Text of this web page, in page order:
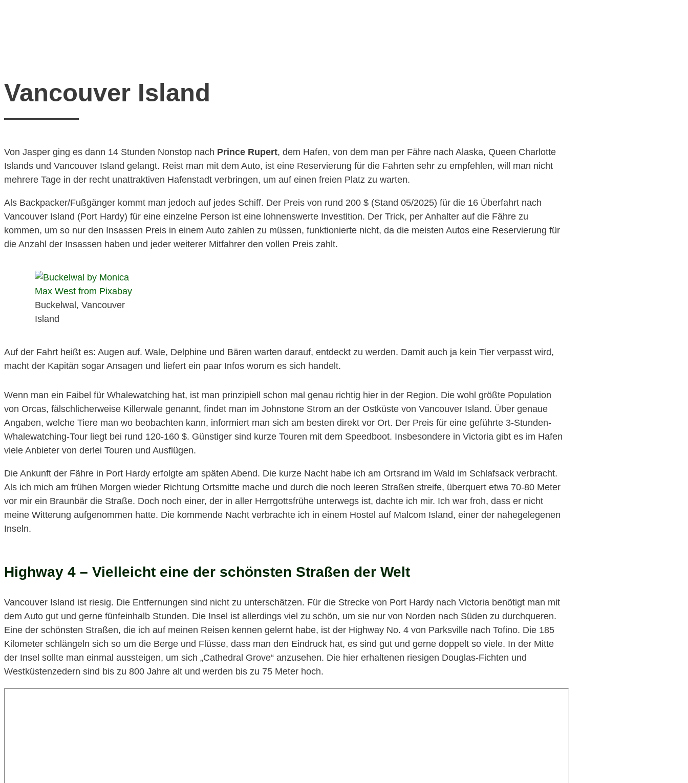
Vancouver Island
Von Jasper ging es dann 14 Stunden Nonstop nach Prince Rupert, dem Hafen, von dem man per Fähre nach Alaska, Queen Charlotte
Islands und Vancouver Island gelangt. Reist man mit dem Auto, ist eine Reservierung für die Fahrten sehr zu empfehlen, will man nicht
mehrere Tage in der recht unattraktiven Hafenstadt verbringen, um auf einen freien Platz zu warten.
Als Backpacker/Fußgänger kommt man jedoch auf jedes Schiff. Der Preis von rund 200 $ (Stand 05/2025) für die 16 Überfahrt nach
Vancouver Island (Port Hardy) für eine einzelne Person ist eine lohnenswerte Investition. Der Trick, per Anhalter auf die Fähre zu
kommen, um so nur den Insassen Preis in einem Auto zahlen zu müssen, funktionierte nicht, da die meisten Autos eine Reservierung für
die Anzahl der Insassen haben und jeder weiterer Mitfahrer den vollen Preis zahlt.
Buckelwal, Vancouver
Island
Auf der Fahrt heißt es: Augen auf. Wale, Delphine und Bären warten darauf, entdeckt zu werden. Damit auch ja kein Tier verpasst wird,
macht der Kapitän sogar Ansagen und liefert ein paar Infos worum es sich handelt.
Wenn man ein Faibel für Whalewatching hat, ist man prinzipiell schon mal genau richtig hier in der Region. Die wohl größte Population
von Orcas, fälschlicherweise Killerwale genannt, findet man im Johnstone Strom an der Ostküste von Vancouver Island. Über genaue
Angaben, welche Tiere man wo beobachten kann, informiert man sich am besten direkt vor Ort. Der Preis für eine geführte 3-Stunden-
Whalewatching-Tour liegt bei rund 120-160 $. Günstiger sind kurze Touren mit dem Speedboot. Insbesondere in Victoria gibt es im Hafen
viele Anbieter von derlei Touren und Ausflügen.
Die Ankunft der Fähre in Port Hardy erfolgte am späten Abend. Die kurze Nacht habe ich am Ortsrand im Wald im Schlafsack verbracht.
Als ich mich am frühen Morgen wieder Richtung Ortsmitte mache und durch die noch leeren Straßen streife, überquert etwa 70-80 Meter
vor mir ein Braunbär die Straße. Doch noch einer, der in aller Herrgottsfrühe unterwegs ist, dachte ich mir. Ich war froh, dass er nicht
meine Witterung aufgenommen hatte. Die kommende Nacht verbrachte ich in einem Hostel auf Malcom Island, einer der nahegelegenen
Inseln.
Highway 4 – Vielleicht eine der schönsten Straßen der Welt
Vancouver Island ist riesig. Die Entfernungen sind nicht zu unterschätzen. Für die Strecke von Port Hardy nach Victoria benötigt man mit
dem Auto gut und gerne fünfeinhalb Stunden. Die Insel ist allerdings viel zu schön, um sie nur von Norden nach Süden zu durchqueren.
Eine der schönsten Straßen, die ich auf meinen Reisen kennen gelernt habe, ist der Highway No. 4 von Parksville nach Tofino. Die 185
Kilometer schlängeln sich so um die Berge und Flüsse, dass man den Eindruck hat, es sind gut und gerne doppelt so viele. In der Mitte
der Insel sollte man einmal aussteigen, um sich „Cathedral Grove“ anzusehen. Die hier erhaltenen riesigen Douglas-Fichten und
Westküstenzedern sind bis zu 800 Jahre alt und werden bis zu 75 Meter hoch.